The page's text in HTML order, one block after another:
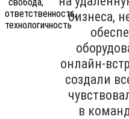
бизнеса,
онлайн-
создали
в